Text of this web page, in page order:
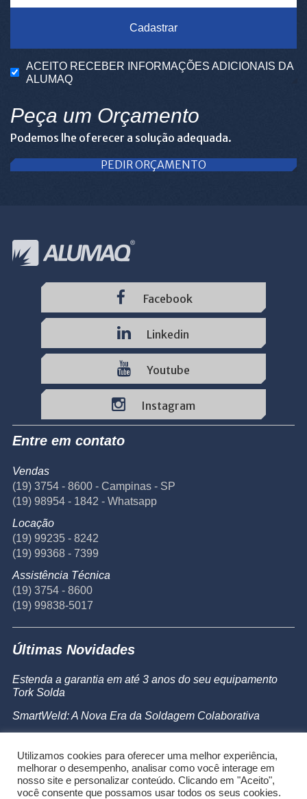
Cadastrar
ACEITO RECEBER INFORMAÇÕES ADICIONAIS DA
ALUMAQ
Peça um Orçamento
Podemos lhe oferecer a solução adequada.
PEDIR ORÇAMENTO
Facebook
Linkedin
Youtube
Instagram
Entre em contato
Vendas
(19) 3754 - 8600 - Campinas - SP
(19) 98954 - 1842 - Whatsapp
Locação
(19) 99235 - 8242
(19) 99368 - 7399
Assistência Técnica
(19) 3754 - 8600
(19) 99838-5017
Últimas Novidades
Estenda a garantia em até 3 anos do seu equipamento
Tork Solda
SmartWeld: A Nova Era da Soldagem Colaborativa
Powermax 45 SYNC
Utilizamos cookies para oferecer uma melhor experiência,
melhorar o desempenho, analisar como você interage em
nosso site e personalizar conteúdo. Clicando em "Aceito",
você consente que possamos usar todos os seus cookies.